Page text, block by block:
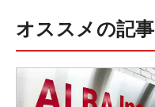
オススメの記事